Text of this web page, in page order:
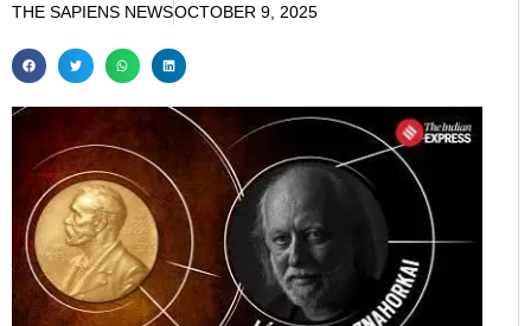
THE SAPIENS NEWSOCTOBER 9, 2025